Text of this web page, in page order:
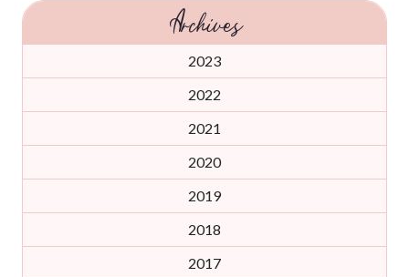
Archives
2023
2022
2021
2020
2019
2018
2017